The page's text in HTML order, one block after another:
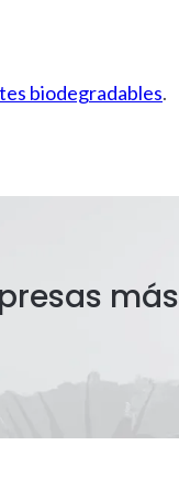
biodegradables.
más